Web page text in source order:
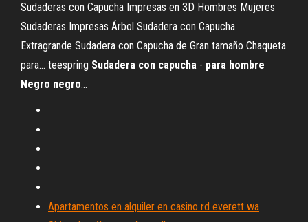
Sudaderas con Capucha Impresas en 3D Hombres Mujeres
Sudaderas Impresas Árbol Sudadera con Capucha
Extragrande Sudadera con Capucha de Gran tamaño Chaqueta
para... teespring Sudadera con capucha - para hombre
Negro negro…
Apartamentos en alquiler en casino rd everett wa